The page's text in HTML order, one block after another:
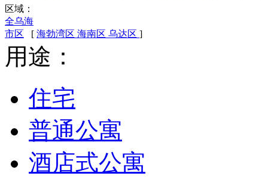
区域：
全乌海
市区
[ 海勃湾区 海南区 乌达区 ]
用途：
住宅
普通公寓
酒店式公寓